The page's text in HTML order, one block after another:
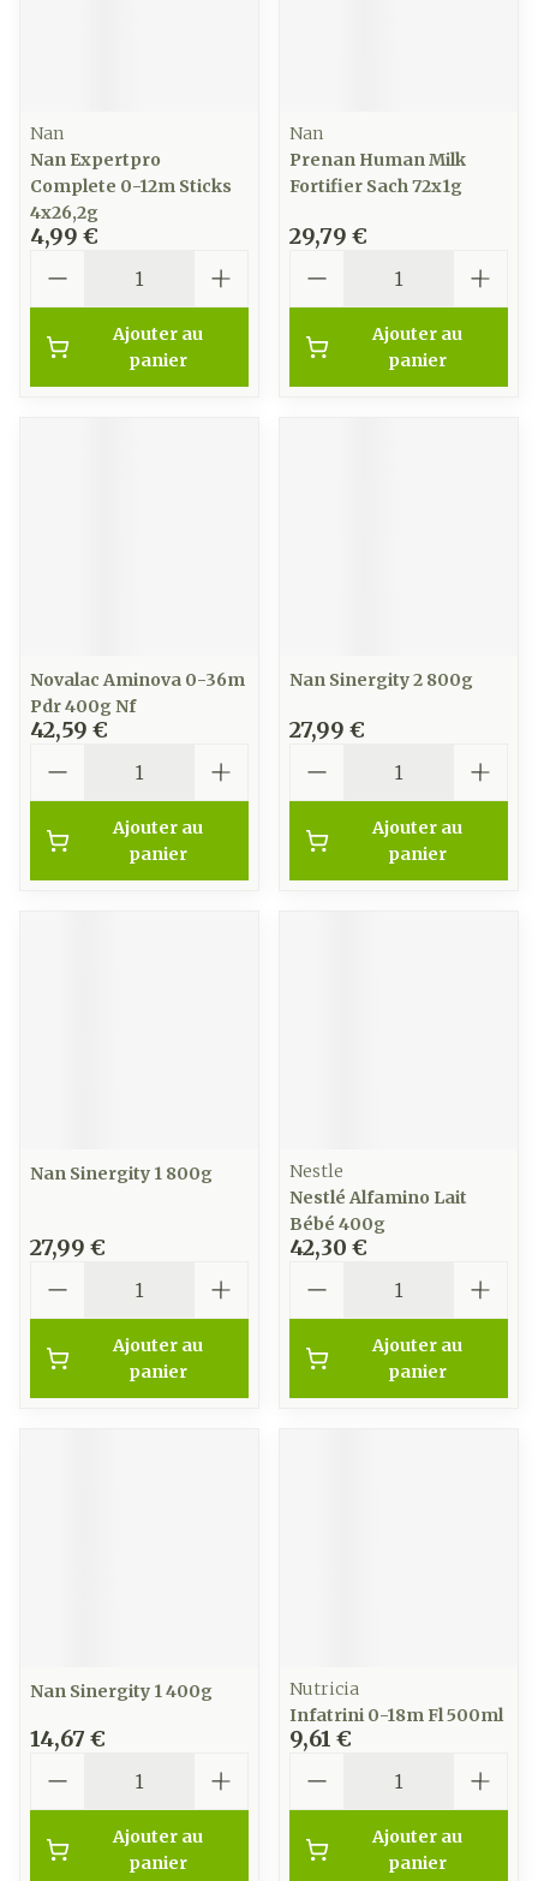
Nan
Nan Expertpro
Complete 0-12m Sticks
4x26,2g
4,99 €
Ajouter au
panier
Nan
Prenan Human Milk
Fortifier Sach 72x1g
29,79 €
Ajouter au
panier
Novalac Aminova 0-36m
Pdr 400g Nf
42,59 €
Ajouter au
panier
Nan Sinergity 2 800g
27,99 €
Ajouter au
panier
Nan Sinergity 1 800g
27,99 €
Ajouter au
panier
Nestle
Nestlé Alfamino Lait
Bébé 400g
42,30 €
Ajouter au
panier
Nan Sinergity 1 400g
14,67 €
Ajouter au
panier
Nutricia
Infatrini 0-18m Fl 500ml
9,61 €
Ajouter au
panier